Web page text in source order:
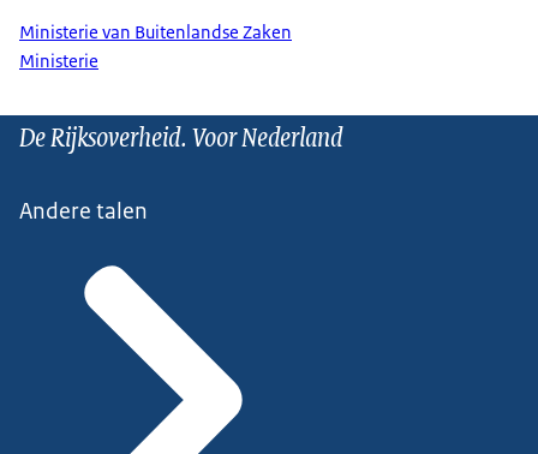
Ministerie van Buitenlandse Zaken
Ministerie
De Rijksoverheid. Voor Nederland
Andere talen